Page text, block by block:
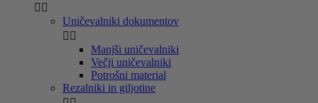
 
Uničevalniki dokumentov
 
Manjši uničevalniki
Večji uničevalniki
Potrošni material
Rezalniki in giljotine